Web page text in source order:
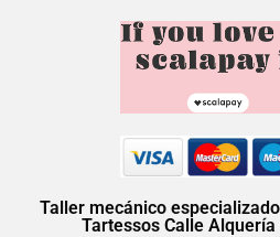
Taller mecánico
Tartessos Calle Alquería